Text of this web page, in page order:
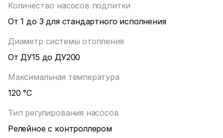
Количество насосов подпитки
От 1 до 3 для стандартного исполнения
Диаметр системы отопления
От ДУ15 до ДУ200
Максимальная температура
120 °С
Тип регулирования насосов
Релейное с контроллером